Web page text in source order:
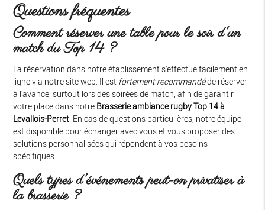
Questions fréquentes
Comment réserver une table pour le soir d'un
match du Top 14 ?
La réservation dans notre établissement s'effectue facilement en
ligne via notre site web. Il est fortement recommandéde réserver
à l'avance, surtout lors des soirées de match, afin de garantir
votre place dans notre Brasserie ambiance rugby Top 14 à
Levallois-Perret. En cas de questions particulières, notre équipe
est disponible pour échanger avec vous et vous proposer des
solutions personnalisées qui répondent à vos besoins
spécifiques.
Quels types d'événements peut-on privatiser à
la brasserie ?